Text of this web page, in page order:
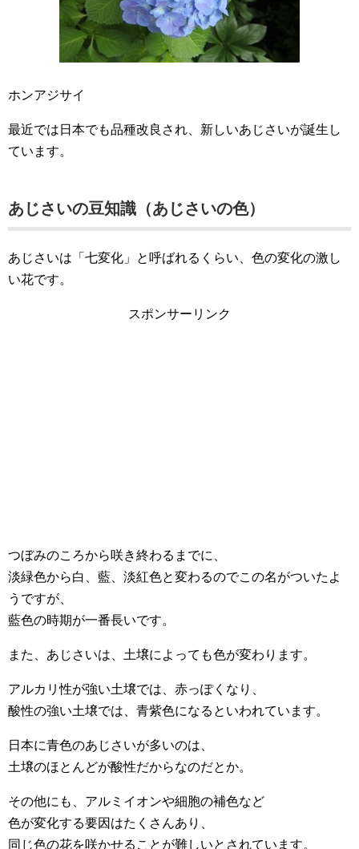
ホンアジサイ
最近では日本でも品種改良され、新しいあじさいが誕生し
ています。
あじさいの豆知識（あじさいの色）
あじさいは「七変化」と呼ばれるくらい、色の変化の激し
い花です。
スポンサーリンク
つぼみのころから咲き終わるまでに、
淡緑色から白、藍、淡紅色と変わるのでこの名がついたよ
うですが、
藍色の時期が一番長いです。
また、あじさいは、土壌によっても色が変わります。
アルカリ性が強い土壌では、赤っぽくなり、
酸性の強い土壌では、青紫色になるといわれています。
日本に青色のあじさいが多いのは、
土壌のほとんどが酸性だからなのだとか。
その他にも、アルミイオンや細胞の補色など
色が変化する要因はたくさんあり、
同じ色の花を咲かせることが難しいとされています。